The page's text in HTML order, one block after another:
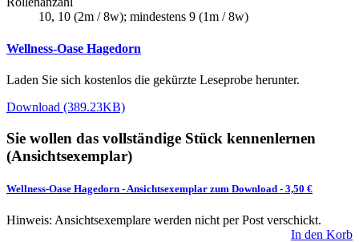
10, 10 (2m / 8w); mindestens 9 (1m / 8w)
Wellness-Oase Hagedorn
Laden Sie sich kostenlos die gekürzte Leseprobe herunter.
Download (389.23KB)
Sie wollen das vollständige Stück kennenlernen
(Ansichtsexemplar)
Wellness-Oase Hagedorn - Ansichtsexemplar zum Download - 3,50 €
Hinweis: Ansichtsexemplare werden nicht per Post verschickt.
In den Korb